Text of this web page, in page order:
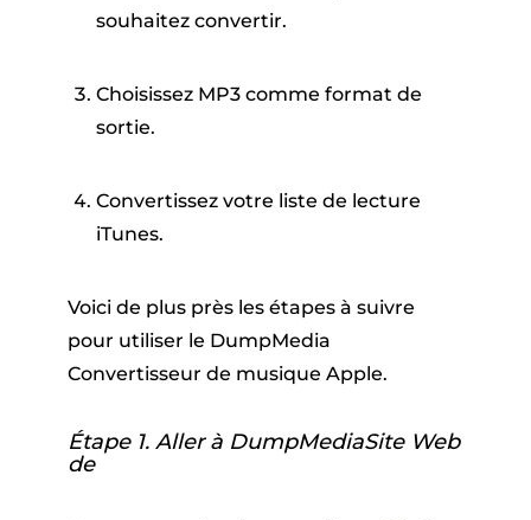
souhaitez convertir.
Choisissez MP3 comme format de
sortie.
Convertissez votre liste de lecture
iTunes.
Voici de plus près les étapes à suivre
pour utiliser le DumpMedia
Convertisseur de musique Apple.
Étape 1. Aller à DumpMediaSite Web
de